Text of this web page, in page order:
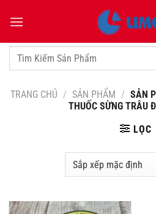
qua
dungTìm
TRANG CHỦ / SẢN PHẨM / SẢN
THUỐC SỪNG TRÂU
LỌC